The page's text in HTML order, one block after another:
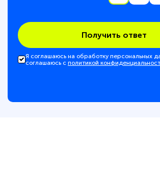
Получить ответ
Я соглашаюсь на обработку персональных
соглашаюсь с политикой